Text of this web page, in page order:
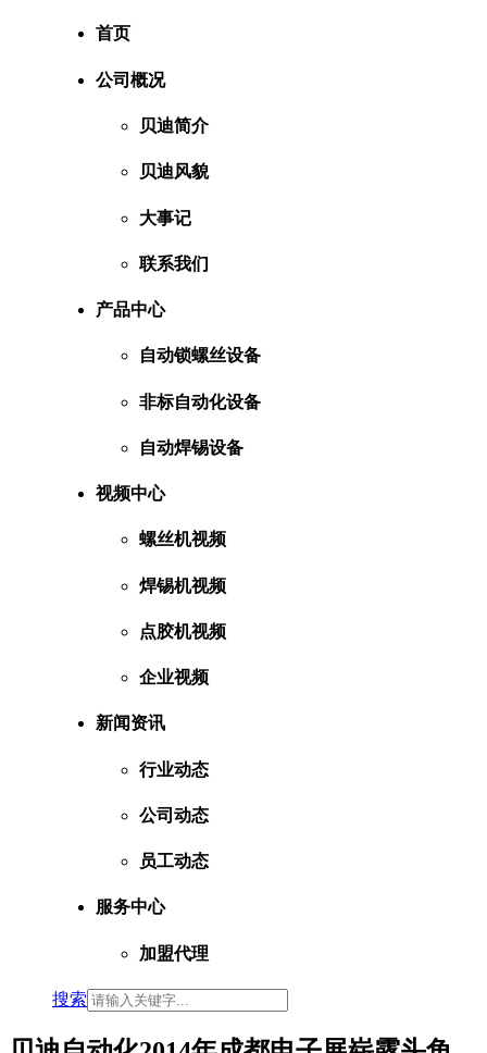
首页
公司概况
贝迪简介
贝迪风貌
大事记
联系我们
产品中心
自动锁螺丝设备
非标自动化设备
自动焊锡设备
视频中心
螺丝机视频
焊锡机视频
点胶机视频
企业视频
新闻资讯
行业动态
公司动态
员工动态
服务中心
加盟代理
搜索